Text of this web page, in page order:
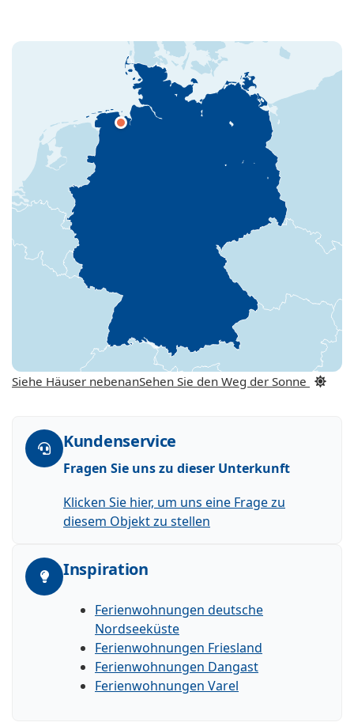
Siehe Häuser nebenanSehen Sie den Weg der Sonne
Kundenservice
Fragen Sie uns zu dieser Unterkunft
Klicken Sie hier, um uns eine Frage zu
diesem Objekt zu stellen
Inspiration
Ferienwohnungen deutsche
Nordseeküste
Ferienwohnungen Friesland
Ferienwohnungen Dangast
Ferienwohnungen Varel